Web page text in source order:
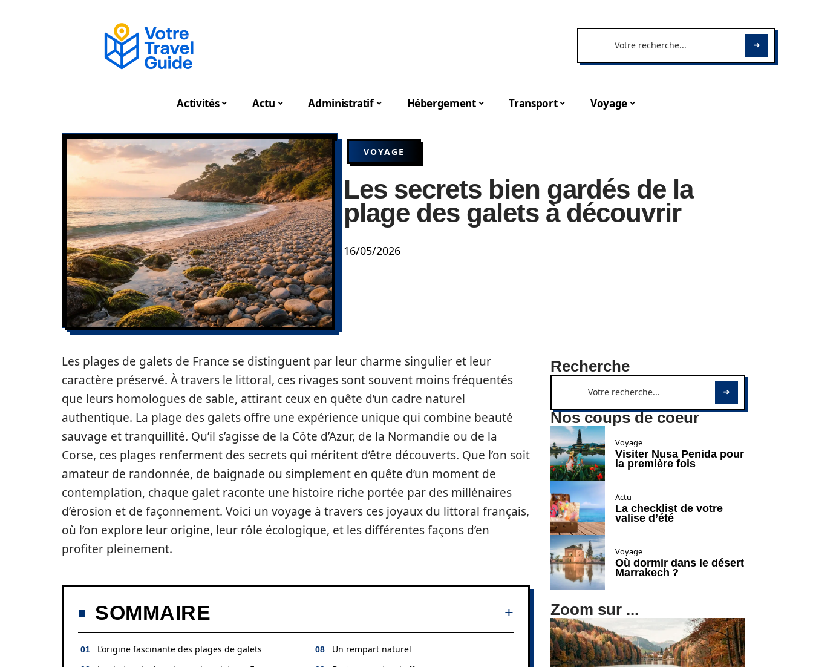
Activités Actu Administratif Hébergement Transport Voyage
VOYAGE
Les secrets bien gardés de la
plage des galets à découvrir
16/05/2026
Les plages de galets de France se distinguent par leur charme singulier et leur
caractère préservé. À travers le littoral, ces rivages sont souvent moins fréquentés
que leurs homologues de sable, attirant ceux en quête d’un cadre naturel
authentique. La plage des galets offre une expérience unique qui combine beauté
sauvage et tranquillité. Qu’il s’agisse de la Côte d’Azur, de la Normandie ou de la
Corse, ces plages renferment des secrets qui méritent d’être découverts. Que l’on soit
amateur de randonnée, de baignade ou simplement en quête d’un moment de
contemplation, chaque galet raconte une histoire riche portée par des millénaires
d’érosion et de façonnement. Voici un voyage à travers ces joyaux du littoral français,
où l’on explore leur origine, leur rôle écologique, et les différentes façons d’en
profiter pleinement.
SOMMAIRE
L’origine fascinante des plages de galets
Un rempart naturel
Recherche
Nos coups de coeur
Voyage
Visiter Nusa Penida pour
la première fois
Actu
La checklist de votre
valise d’été
Voyage
Où dormir dans le désert
Marrakech ?
Zoom sur ...